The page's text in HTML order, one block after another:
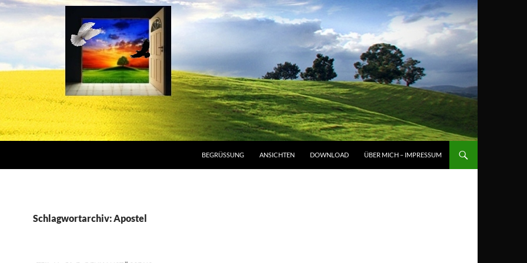
BEGRÜSSUNG ANSICHTEN DOWNLOAD ÜBER MICH – IMPRESSUM
Schlagwortarchiv: Apostel